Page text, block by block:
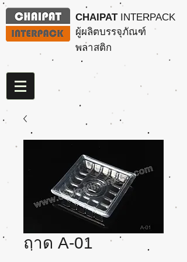
CHAIPATINTERPACK
ผู้ผลิตบรรจุภัณฑ์
พลาสติก
ถาด A-01